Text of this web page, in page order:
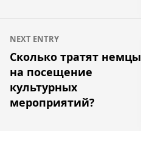
NEXT ENTRY
Сколько тратят немцы
на посещение
культурных
мероприятий?